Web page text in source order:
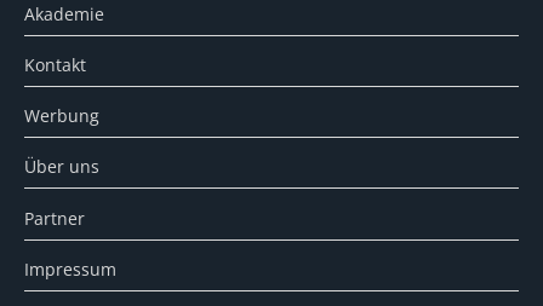
Akademie
Kontakt
Werbung
Über uns
Partner
Impressum